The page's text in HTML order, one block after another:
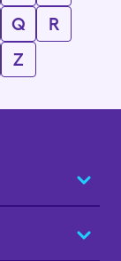
Q
R
Z